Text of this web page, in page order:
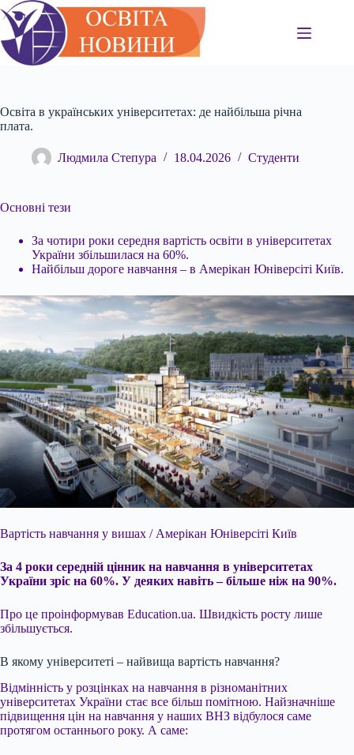
Перейти
до
вмісту
Освіта в українських університетах: де найбільша річна
плата.
Людмила Степура 18.04.2026 Студенти
Основні тези
За чотири роки середня вартість освіти в університетах
України збільшилася на 60%.
Найбільш дороге навчання – в Амерікан Юніверсіті Київ.
Вартість навчання у вишах / Aмерікан Юніверсіті Київ
За 4 роки середній цінник на навчання в університетах
України зріс на 60%. У деяких навіть – більше ніж на 90%.
Про це проінформував Education.ua. Швидкість росту лише
збільшується.
В якому університеті – найвища вартість навчання?
Відмінність у розцінках на навчання в різноманітних
університетах України стає все більш помітною. Найзначніше
підвищення цін на навчання у наших ВНЗ відбулося саме
протягом останнього року. А саме: